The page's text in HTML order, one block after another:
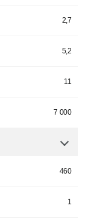
2,7
5,2
11
7 000
460
1